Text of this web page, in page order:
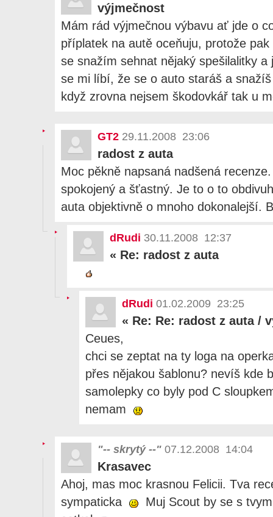
výjmečnost
Mám rád výjmečnou výbavu ať jde o
příplatek na autě oceňuju, protože
se snažím sehnat nějaký spešilalitky
se mi líbí, že se o auto staráš a
když zrovna nejsem škodovkář tak u
GT2 29.11.2008 23:06
radost z auta
Moc pěkně napsaná nadšená
spokojený a šťastný. Je to o to
auta objektivně o mnoho dokonalejší.
dRudi 30.11.2008 12:37
« Re: radost z auta
dRudi 01.02.2009 23:25
« Re: Re: radost z auta /
Ceues,
chci se zeptat na ty loga na
přes nějakou šablonu? nevíš kde
samolepky co byly pod C
nemam
"-- skrytý --" 07.12.2008 14:04
Krasavec
Ahoj, mas moc krasnou Felicii. Tva
sympaticka
Muj Scout by se s